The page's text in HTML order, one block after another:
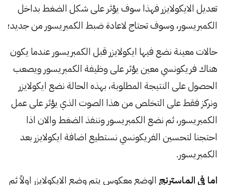
تعديل الايكولايزر فهذا سوف يؤثر على شكل الضغط بداخل
الكمبريسور، وسوف تحتاج لاعادة ضبط الكمبريسور من جديد؛
حالات معينة نضع فيها ايكولايزر قبل الكمبريسور عندما يكون
هناك فريكونسي معين يؤثر على وظيفة الكمبريسور ويصعب
الحصول على النتيجة المطلوبة، بهذه الحالة نضع ايكولايزر
ونركز فقط على التخلص من هذا الصوت الذي يؤثر على عمل
الكمبريسور، ثم نضع الكمبريسور وننفذ الضغط والان اذا
احتجنا لتحسين الفريكونسي نستطيع اضافة ايكولايزر بعد
الكمبريسور.
اما في الماسترنج الوضع معكوس يتم وضع الايكولايزر اولاً ثم